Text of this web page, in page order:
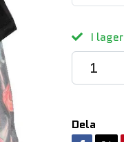
I lager
Dela